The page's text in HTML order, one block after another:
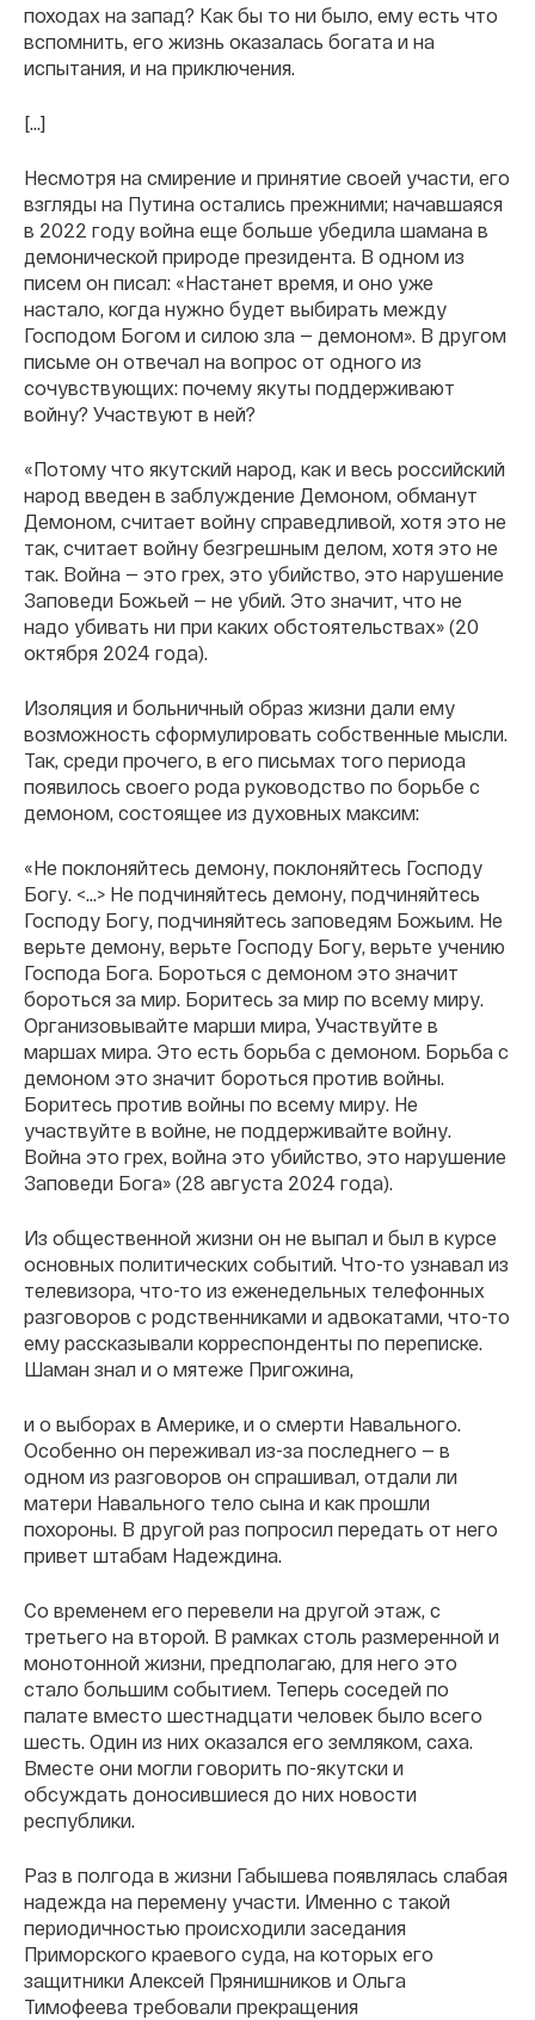
походах на запад? Как бы то ни было, ему есть что
вспомнить, его жизнь оказалась богата и на
испытания, и на приключения.
[…]
Несмотря на смирение и принятие своей участи, его
взгляды на Путина остались прежними; начавшаяся
в 2022 году война еще больше убедила шамана в
демонической природе президента. В одном из
писем он писал: «Настанет время, и оно уже
настало, когда нужно будет выбирать между
Господом Богом и силою зла — демоном». В другом
письме он отвечал на вопрос от одного из
сочувствующих: почему якуты поддерживают
войну? Участвуют в ней?
«Потому что якутский народ, как и весь российский
народ введен в заблуждение Демоном, обманут
Демоном, считает войну справедливой, хотя это не
так, считает войну безгрешным делом, хотя это не
так. Война — это грех, это убийство, это нарушение
Заповеди Божьей — не убий. Это значит, что не
надо убивать ни при каких обстоятельствах» (20
октября 2024 года).
Изоляция и больничный образ жизни дали ему
возможность сформулировать собственные мысли.
Так, среди прочего, в его письмах того периода
появилось своего рода руководство по борьбе с
демоном, состоящее из духовных максим:
«Не поклоняйтесь демону, поклоняйтесь Господу
Богу. <...> Не подчиняйтесь демону, подчиняйтесь
Господу Богу, подчиняйтесь заповедям Божьим. Не
верьте демону, верьте Господу Богу, верьте учению
Господа Бога. Бороться с демоном это значит
бороться за мир. Боритесь за мир по всему миру.
Организовывайте марши мира, Участвуйте в
маршах мира. Это есть борьба с демоном. Борьба с
демоном это значит бороться против войны.
Боритесь против войны по всему миру. Не
участвуйте в войне, не поддерживайте войну.
Война это грех, война это убийство, это нарушение
Заповеди Бога» (28 августа 2024 года).
Из общественной жизни он не выпал и был в курсе
основных политических событий. Что-то узнавал из
телевизора, что-то из еженедельных телефонных
разговоров с родственниками и адвокатами, что-то
ему рассказывали корреспонденты по переписке.
Шаман знал и о мятеже Пригожина,
и о выборах в Америке, и о смерти Навального.
Особенно он переживал из-за последнего — в
одном из разговоров он спрашивал, отдали ли
матери Навального тело сына и как прошли
похороны. В другой раз попросил передать от него
привет штабам Надеждина.
Со временем его перевели на другой этаж, с
третьего на второй. В рамках столь размеренной и
монотонной жизни, предполагаю, для него это
стало большим событием. Теперь соседей по
палате вместо шестнадцати человек было всего
шесть. Один из них оказался его земляком, саха.
Вместе они могли говорить по-якутски и
обсуждать доносившиеся до них новости
республики.
Раз в полгода в жизни Габышева появлялась слабая
надежда на перемену участи. Именно с такой
периодичностью происходили заседания
Приморского краевого суда, на которых его
защитники Алексей Прянишников и Ольга
Тимофеева требовали прекращения